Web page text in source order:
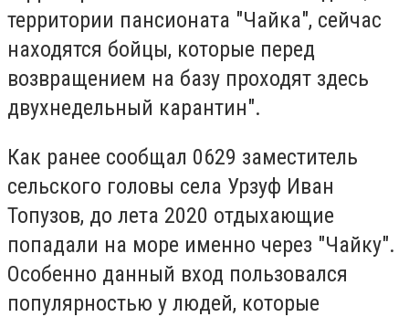
территории пансионата "Чайка", сейчас
находятся бойцы, которые перед
возвращением на базу проходят здесь
двухнедельный карантин".
Как ранее сообщал 0629 заместитель
сельского головы села Урзуф Иван
Топузов, до лета 2020 отдыхающие
попадали на море именно через "Чайку".
Особенно данный вход пользовался
популярностью у людей, которые